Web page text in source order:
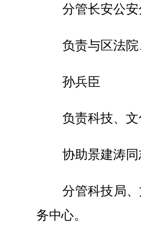
分管长安公
负责与区法
孙兵臣
负责科技、
协助景建涛
分管科技局
务中心。